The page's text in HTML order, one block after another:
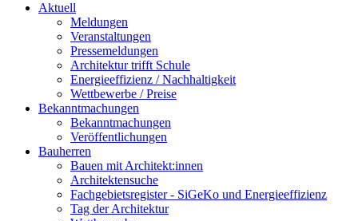
Aktuell
Meldungen
Veranstaltungen
Pressemeldungen
Architektur trifft Schule
Energieeffizienz / Nachhaltigkeit
Wettbewerbe / Preise
Bekanntmachungen
Bekanntmachungen
Veröffentlichungen
Bauherren
Bauen mit Architekt:innen
Architektensuche
Fachgebietsregister - SiGeKo und Energieeffizienz
Tag der Architektur